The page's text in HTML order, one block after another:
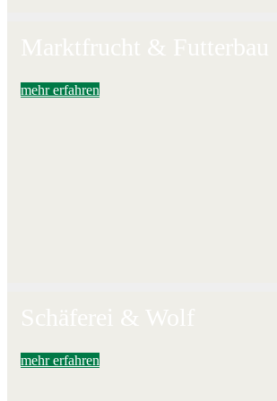
mehr erfahren
mehr erfahren